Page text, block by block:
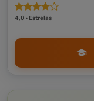
4,0 · Estrelas